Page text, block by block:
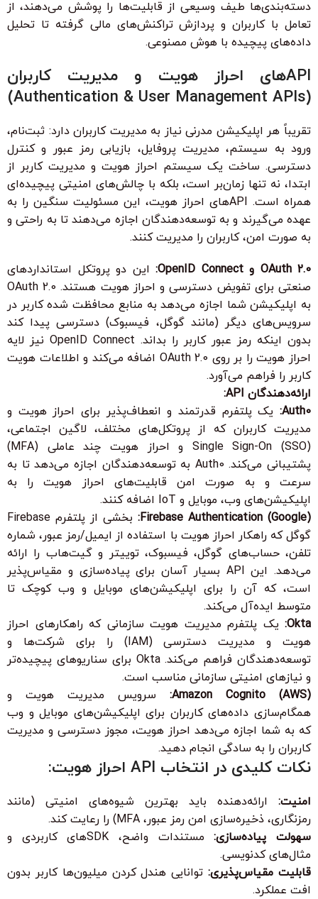
دسته‌بندی‌ها طیف وسیعی از قابلیت‌ها را پوشش می‌دهند، از
تعامل با کاربران و پردازش تراکنش‌های مالی گرفته تا تحلیل
داده‌های پیچیده با هوش مصنوعی.
APIهای احراز هویت و مدیریت کاربران
(Authentication & User Management APIs)
تقریباً هر اپلیکیشن مدرنی نیاز به مدیریت کاربران دارد: ثبت‌نام،
ورود به سیستم، مدیریت پروفایل، بازیابی رمز عبور و کنترل
دسترسی. ساخت یک سیستم احراز هویت و مدیریت کاربر از
ابتدا، نه تنها زمان‌بر است، بلکه با چالش‌های امنیتی پیچیده‌ای
همراه است. APIهای احراز هویت، این مسئولیت سنگین را به
عهده می‌گیرند و به توسعه‌دهندگان اجازه می‌دهند تا به راحتی و
به صورت امن، کاربران را مدیریت کنند.
OAuth 2.0 و OpenID Connect:
این دو پروتکل استانداردهای
صنعتی برای تفویض دسترسی و احراز هویت هستند. OAuth 2.0
به اپلیکیشن شما اجازه می‌دهد به منابع محافظت شده کاربر در
سرویس‌های دیگر (مانند گوگل، فیسبوک) دسترسی پیدا کند
بدون اینکه رمز عبور کاربر را بداند. OpenID Connect نیز لایه
احراز هویت را بر روی OAuth 2.0 اضافه می‌کند و اطلاعات هویت
کاربر را فراهم می‌آورد.
ارائه‌دهندگان API:
Auth0: یک پلتفرم قدرتمند و انعطاف‌پذیر برای احراز هویت و
مدیریت کاربران که از پروتکل‌های مختلف، لاگین اجتماعی،
Single Sign-On (SSO) و احراز هویت چند عاملی (MFA)
پشتیبانی می‌کند. Auth0 به توسعه‌دهندگان اجازه می‌دهد تا به
سرعت و به صورت امن قابلیت‌های احراز هویت را به
اپلیکیشن‌های وب، موبایل و IoT اضافه کنند.
Firebase Authentication (Google):
بخشی از پلتفرم Firebase
گوگل که راهکار احراز هویت با استفاده از ایمیل/رمز عبور، شماره
تلفن، حساب‌های گوگل، فیسبوک، توییتر و گیت‌هاب را ارائه
می‌دهد. این API بسیار آسان برای پیاده‌سازی و مقیاس‌پذیر
است، که آن را برای اپلیکیشن‌های موبایل و وب کوچک تا
متوسط ایده‌آل می‌کند.
Okta: یک پلتفرم مدیریت هویت سازمانی که راهکارهای احراز
هویت و مدیریت دسترسی (IAM) را برای شرکت‌ها و
توسعه‌دهندگان فراهم می‌کند. Okta برای سناریوهای پیچیده‌تر
و نیازهای امنیتی سازمانی مناسب است.
Amazon Cognito (AWS):
سرویس مدیریت هویت و
همگام‌سازی داده‌های کاربران برای اپلیکیشن‌های موبایل و وب
که به شما اجازه می‌دهد احراز هویت، مجوز دسترسی و مدیریت
کاربران را به سادگی انجام دهید.
نکات کلیدی در انتخاب API احراز هویت:
امنیت: ارائه‌دهنده باید بهترین شیوه‌های امنیتی (مانند
رمزنگاری، ذخیره‌سازی امن رمز عبور، MFA) را رعایت کند.
سهولت پیاده‌سازی:
مستندات واضح، SDKهای کاربردی و
مثال‌های کدنویسی.
قابلیت مقیاس‌پذیری:توانایی هندل کردن میلیون‌ها کاربر بدون
افت عملکرد.